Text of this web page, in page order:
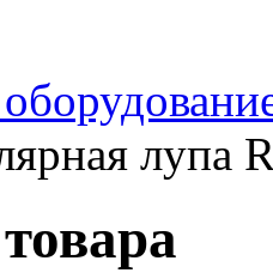
лупа